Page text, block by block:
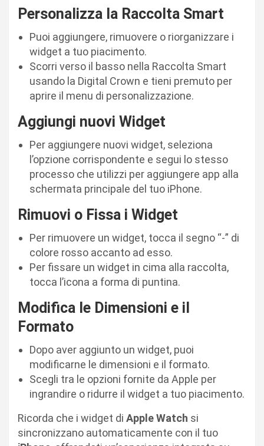
Personalizza la Raccolta Smart
Puoi aggiungere, rimuovere o riorganizzare i
widget a tuo piacimento.
Scorri verso il basso nella Raccolta Smart
usando la Digital Crown e tieni premuto per
aprire il menu di personalizzazione.
Aggiungi nuovi Widget
Per aggiungere nuovi widget, seleziona
l’opzione corrispondente e segui lo stesso
processo che utilizzi per aggiungere app alla
schermata principale del tuo iPhone.
Rimuovi o Fissa i Widget
Per rimuovere un widget, tocca il segno “-” di
colore rosso accanto ad esso.
Per fissare un widget in cima alla raccolta,
tocca l’icona a forma di puntina.
Modifica le Dimensioni e il
Formato
Dopo aver aggiunto un widget, puoi
modificarne le dimensioni e il formato.
Scegli tra le opzioni fornite da Apple per
ingrandire o ridurre il widget a tuo piacimento.
Ricorda che i widget di Apple Watch si
sincronizzano automaticamente con il tuo